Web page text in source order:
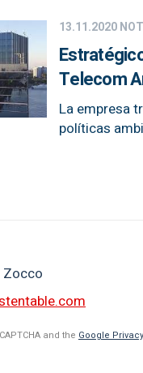
13.11.2020
Telecom
La empresa
políticas
and the Google